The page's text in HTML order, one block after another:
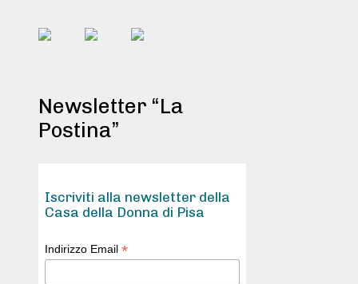
Newsletter “La
Postina”
Iscriviti alla newsletter della
Casa della Donna di Pisa
Indirizzo Email *